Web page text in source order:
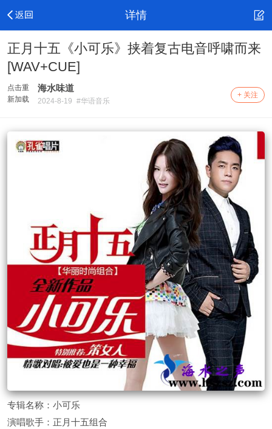
详情
正月十五《小可乐》挟着复古电音呼啸而来
[WAV+CUE]
点击重
新加载
海水味道
2024-8-19 #华语音乐
+ 关注
专辑名称：小可乐
演唱歌手：正月十五组合